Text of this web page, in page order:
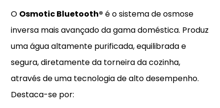
O Osmotic Bluetooth® é o sistema de osmose
inversa mais avançado da gama doméstica. Produz
uma água altamente purificada, equilibrada e
segura, diretamente da torneira da cozinha,
através de uma tecnologia de alto desempenho.
Destaca-se por: